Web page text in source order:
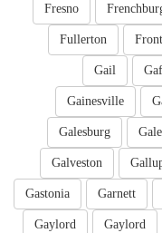
Fresno
Fullerton
Gail
Gainesville
Galesburg
Galveston
Garnett
Gastonia
Gaylord
Gaylord